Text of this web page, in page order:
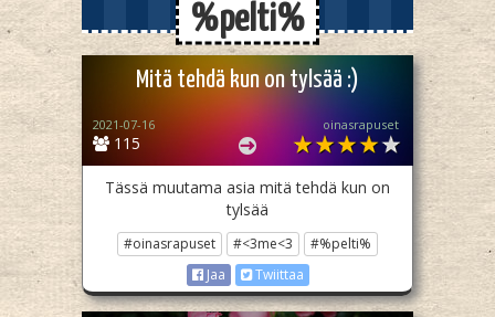
%pelti%
Mitä tehdä kun on tylsää :)
115
2021-07-16 oinasrapuset
Tässä muutama asia mitä tehdä kun on
tylsää
#oinasrapuset #<3me<3
#%pelti%
Jaa
Twiittaa